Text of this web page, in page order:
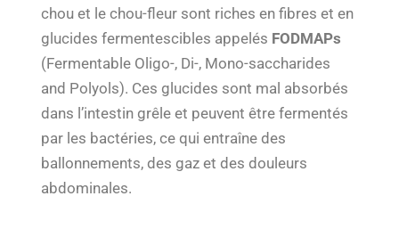
chou et le chou-fleur sont riches en fibres et en
glucides fermentescibles appelés FODMAPs
(Fermentable Oligo-, Di-, Mono-saccharides
and Polyols). Ces glucides sont mal absorbés
dans l’intestin grêle et peuvent être fermentés
par les bactéries, ce qui entraîne des
ballonnements, des gaz et des douleurs
abdominales.